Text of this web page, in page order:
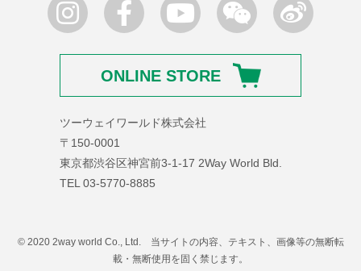
ONLINE STORE
ツーウェイワールド株式会社
〒150-0001
東京都渋谷区神宮前3-1-17 2Way World Bld.
TEL 03-5770-8885
© 2020 2way world Co., Ltd. 当サイトの内容、テキスト、画像等の無断転
載・無断使用を固く禁じます。